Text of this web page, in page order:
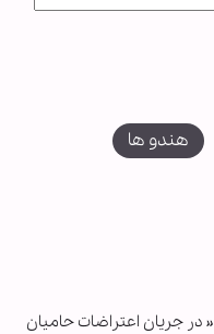
هندو ها
در جریان اعتراضات حامیان